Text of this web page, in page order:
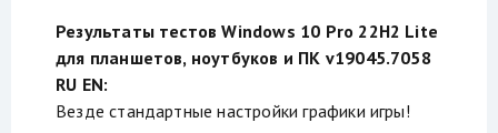
Результаты тестов Windows 10 Pro 22H2 Lite
для планшетов, ноутбуков и ПК v19045.7058
RU EN:
Везде стандартные настройки графики игры!